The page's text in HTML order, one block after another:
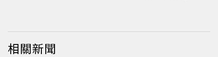
相關新聞